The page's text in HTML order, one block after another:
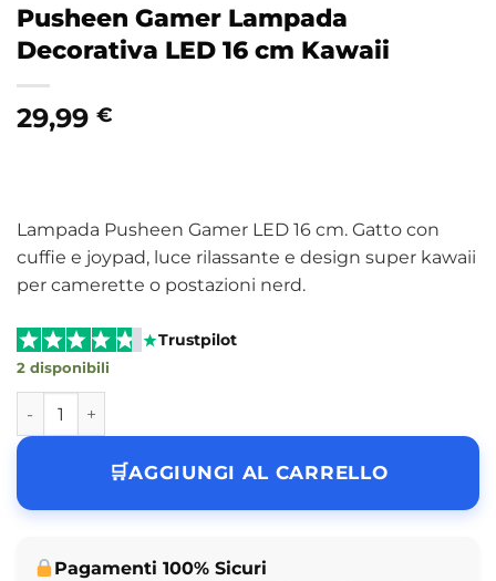
Pusheen Gamer Lampada
Decorativa LED 16 cm Kawaii
29,99 €
Lampada Pusheen Gamer LED 16 cm. Gatto con
cuffie e joypad, luce rilassante e design super kawaii
per camerette o postazioni nerd.
Trustpilot
2 disponibili
Pusheen Gamer Lampada Decorativa LED 16 cm Kawaii
AGGIUNGI AL CARRELLO
Pagamenti 100% Sicuri